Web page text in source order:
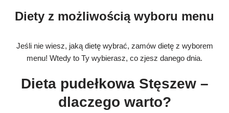
Diety z możliwością wyboru menu
Jeśli nie wiesz, jaką dietę wybrać, zamów dietę z wyborem
menu! Wtedy to Ty wybierasz, co zjesz danego dnia.
Dieta pudełkowa Stęszew –
dlaczego warto?